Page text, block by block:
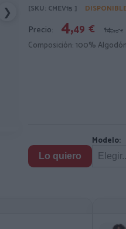
❯ [SKU: CMEV15 ]
Precio: 4,49 € 14,95 €
Composición: 100%
Lo quiero
Modelo: